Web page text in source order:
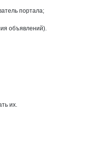
портала;
объявлений).
их.